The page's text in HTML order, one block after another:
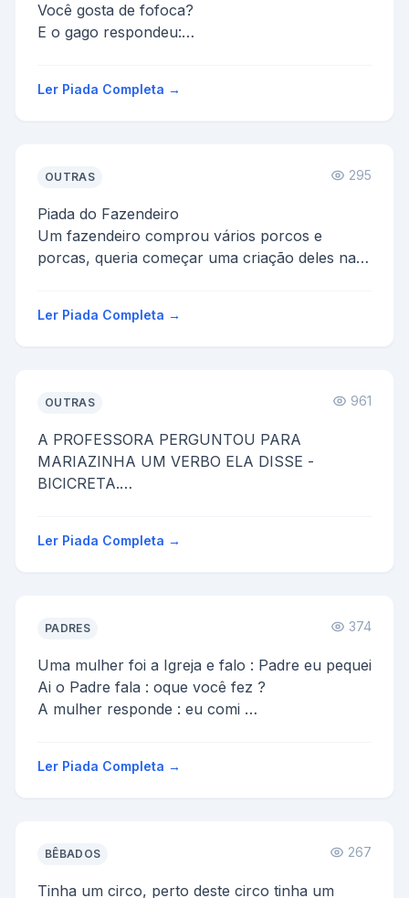
Você gosta de fofoca?
E o gago respondeu:
Ler Piada Completa →
OUTRAS 295
Piada do Fazendeiro
Um fazendeiro comprou vários porcos e
porcas, queria começar uma criação deles na
Ler Piada Completa →
OUTRAS 961
A PROFESSORA PERGUNTOU PARA
MARIAZINHA UM VERBO ELA DISSE -
BICICRETA.
2- ISSO NAO È UM VE...
Ler Piada Completa →
PADRES 374
Uma mulher foi a Igreja e falo : Padre eu pequei
Ai o Padre fala : oque você fez ?
A mulher responde : eu comi
Ler Piada Completa →
BÊBADOS 267
Tinha um circo, perto deste circo tinha um